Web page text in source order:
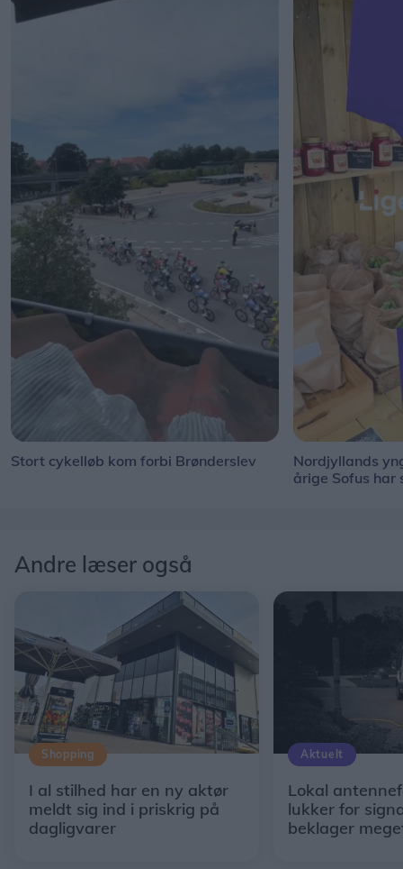
Stort cykelløb kom forbi Brønderslev
Nordjyllands
årige Sofus har
Andre læser også
Shopping
I al stilhed har en ny aktør
meldt sig ind i priskrig på
dagligvarer
Aktuelt
Lokal
lukker for
beklager